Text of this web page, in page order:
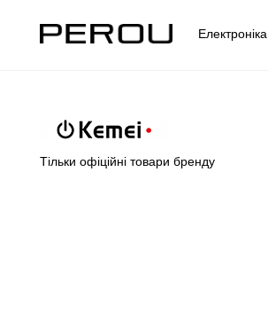
Електроніка
Тільки офіційні товари бренду